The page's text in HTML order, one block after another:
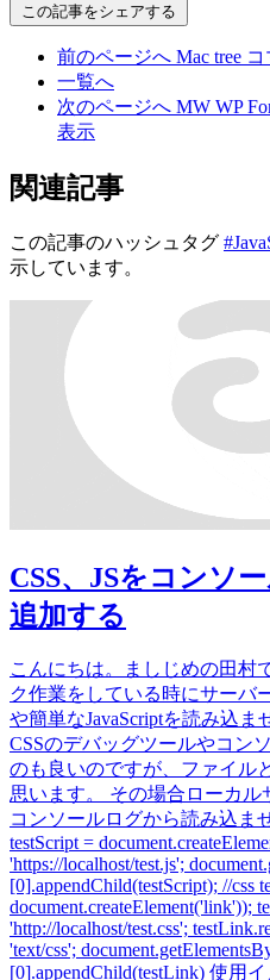
この記事をシェアする
前のページへ Mac tree
一覧へ
次のページへ MW WP
表示
関連記事
この記事のハッシュタグ
示しています。
CSS、JSをコンソ
追加する
こんにちは。ましじめの田村
ク作業をしている時にサーバ
や簡単なJavaScriptを読み込ま
CSSのデバッグツールやコン
のも良いのですが、ファイル
思います。 その場合ローカ
コンソールログから読み込ま
testScript =
'https://localhost/test.js';
[0].appendChild(testScript); //css
document.createElement('link'));
'http://localhost/test.css';
'text/css';
[0].appendChild(testLink) 使用